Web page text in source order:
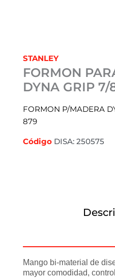
STANLEY
FORMON
DYNA GRIP 7/
FORMON P/MADERA
879
Código DISA: 250575
Mango bi-material de
mayor comodidad,